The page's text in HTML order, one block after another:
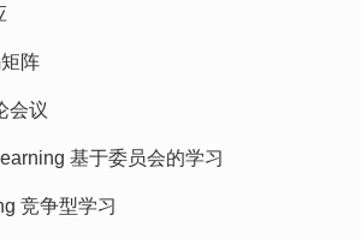
阵
会议
基于委员会的学习
竞争型学习